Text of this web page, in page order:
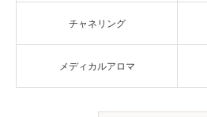
チャネリング
メディカルアロマ